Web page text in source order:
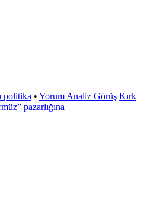
politika • Yorum Analiz Görüş Kırk
pazarlığına